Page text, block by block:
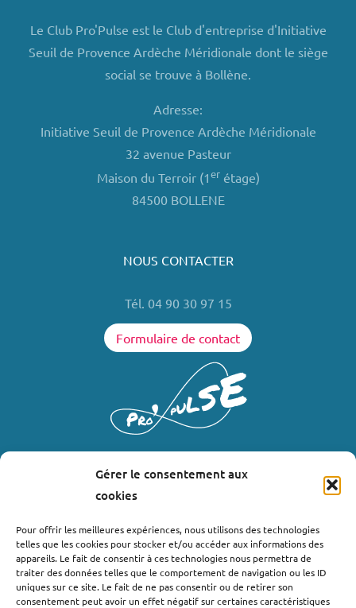
Gérer le consentement aux
cookies
Pour offrir les meilleures expériences, nous utilisons des technologies
telles que les cookies pour stocker et/ou accéder aux informations des
appareils. Le fait de consentir à ces technologies nous permettra de
traiter des données telles que le comportement de navigation ou les ID
uniques sur ce site. Le fait de ne pas consentir ou de retirer son
consentement peut avoir un effet négatif sur certaines caractéristiques
Le Club Pro'Pulse est le Club d'entreprise d'Initiative
Seuil de Provence Ardèche Méridionale dont le siège
social se trouve à Bollène.
Adresse:
Initiative Seuil de Provence Ardèche Méridionale
32 avenue Pasteur
Maison du Terroir (1erétage)
84500 BOLLENE
NOUS CONTACTER
Tél. 04 90 30 97 15
Formulaire de contact
Où nous trouver ?
Bollène
Nyons
Valréas